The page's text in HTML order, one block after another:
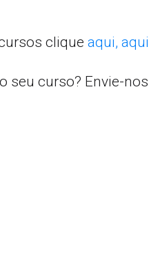
clique aqui, aqui
seu curso? Envie-